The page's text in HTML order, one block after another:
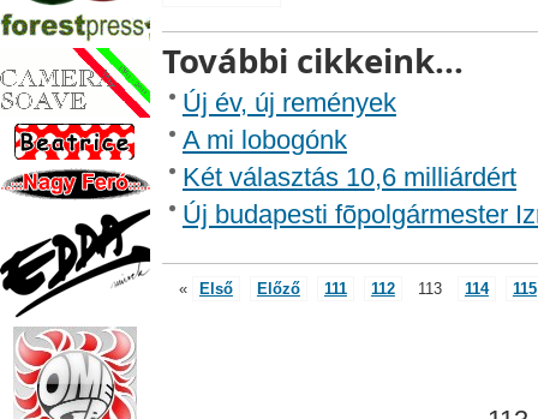
További cikkeink...
Új év, új remények
A mi lobogónk
Két választás 10,6 milliárdért
Új budapesti fõpolgármester
« Első Előző 111 112 113 114 115